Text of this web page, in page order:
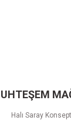
Halı Saray Konsept